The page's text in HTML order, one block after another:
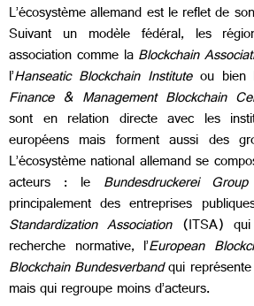
L’écosystème allemand est le reflet de
Suivant un modèle fédéral, les
association comme laBlockchain
l’Hanseatic Blockchain Instituteou bien
Finance & Management Blockchain
sont en relation directe avec les
européens mais forment aussi des
L’écosystème national allemand se
acteurs : le Bundesdruckerei Group
principalement des entreprises
Standardization Association(ITSA) qui
recherche normative, l’European
Blockchain Bundesverbandqui représente
mais qui regroupe moins d’acteurs.